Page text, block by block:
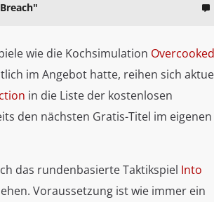
wie die Kochsimulation Overcooked
im Angebot hatte, reihen sich
in die Liste der kostenlosen
den nächsten Gratis-Titel im eigenen
das rundenbasierte Taktikspiel Into
Voraussetzung ist wie immer ein